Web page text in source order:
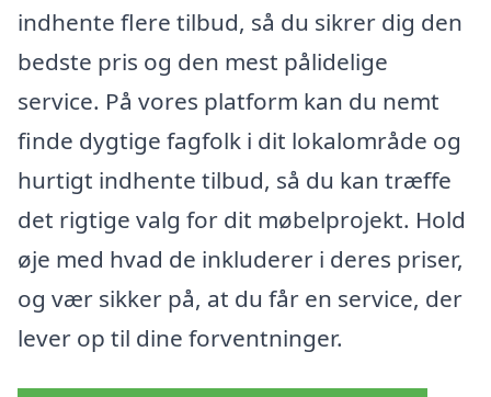
indhente flere tilbud, så du sikrer dig den
bedste pris og den mest pålidelige
service. På vores platform kan du nemt
finde dygtige fagfolk i dit lokalområde og
hurtigt indhente tilbud, så du kan træffe
det rigtige valg for dit møbelprojekt. Hold
øje med hvad de inkluderer i deres priser,
og vær sikker på, at du får en service, der
lever op til dine forventninger.